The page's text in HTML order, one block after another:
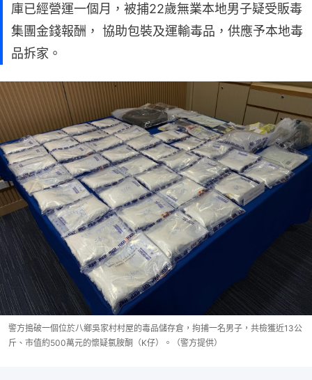
庫已經營運一個月，被捕22歲無業本地男子疑受販毒
集團金錢報酬， 協助包裝及運輸毒品，供應予本地毒
品拆家。
警方搗破一個位於八鄉吳家村村屋的毒品儲存倉，拘捕一名男子，共檢獲近13公
斤、市值約500萬元的懷疑氯胺酮（K仔）。（警方提供）